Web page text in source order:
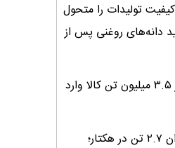
تولیدات را متحول
دانه‌های روغنی پس از
با اجرای قاعده قبض انبار ۳.۵ میلیون تن کالا وارد
میانگین عملکرد غلات ایران ۲.۷ تن در هکتار؛